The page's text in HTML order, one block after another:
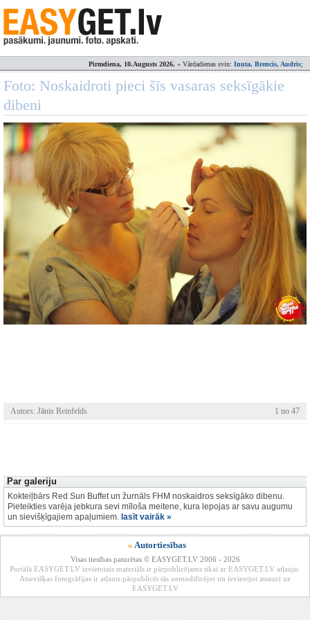
Pirmdiena, 10.Augusts 2026. » Vārdadienas svin: Inuta, Brencis, Audris;
Foto: Noskaidroti pieci šīs vasaras seksīgākie
dibeni
Autors: Jānis Reinfelds 1 no 47
Par galeriju
Kokteiļbārs Red Sun Buffet un žurnāls FHM noskaidros seksīgāko dibenu.
Pieteikties varēja jebkura sevi mīloša meitene, kura lepojas ar savu augumu
un sievišķīgajiem apaļumiem. lasīt vairāk »
» Autortiesības
Visas tiesības paturētas © EASYGET.LV 2006 - 2026
Portālā EASYGET.LV izvietotais materiāls ir pārpublicējams tikai ar EASYGET.LV atļauju.
Atsevišķas fotogrāfijas ir atļauts pārpublicēt tās nemodificējot un ievieotjot atsauci uz
EASYGET.LV